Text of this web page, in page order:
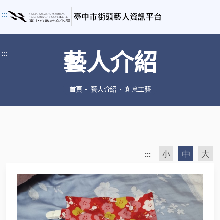
:::
::: 藝人介紹
首頁 藝人介紹 創意工藝
::: 小 中 大